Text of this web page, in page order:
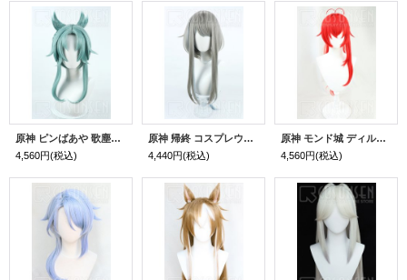
原神 ピンばあや 歌塵浪市真君 コスプレウィッグ
4,560円(税込)
原神 帰終 コスプレウィッグ
4,440円(税込)
原神 モンド城 ディルック レッドデッド・オブ・ナイト コスプレウィッグ
4,560円(税込)